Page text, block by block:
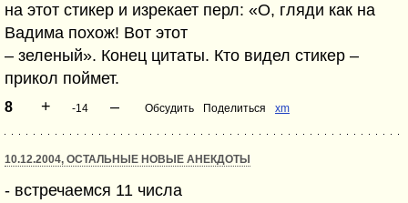
на этот стикер и изрекает перл: «О, гляди как на
Вадима похож! Вот этот
– зеленый». Конец цитаты. Кто видел стикер –
прикол поймет.
8 + -14 – Обсудить Поделиться xm
10.12.2004, ОСТАЛЬНЫЕ НОВЫЕ АНЕКДОТЫ
- встречаемся 11 числа